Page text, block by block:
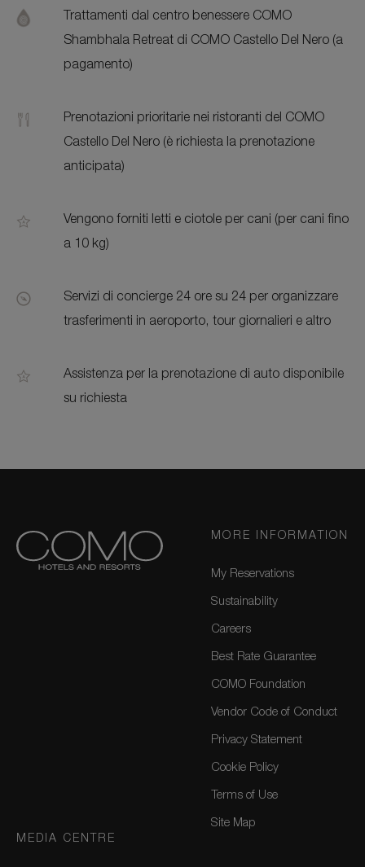
Trattamenti dal centro benessere COMO
Shambhala Retreat di COMO Castello Del Nero (a
pagamento)
Prenotazioni prioritarie nei ristoranti del COMO
Castello Del Nero (è richiesta la prenotazione
anticipata)
Vengono forniti letti e ciotole per cani (per cani fino
a 10 kg)
Servizi di concierge 24 ore su 24 per organizzare
trasferimenti in aeroporto, tour giornalieri e altro
Assistenza per la prenotazione di auto disponibile
su richiesta
MORE INFORMATION
My Reservations
Sustainability
Careers
Best Rate Guarantee
COMO Foundation
Vendor Code of Conduct
Privacy Statement
Cookie Policy
Terms of Use
Site Map
MEDIA CENTRE